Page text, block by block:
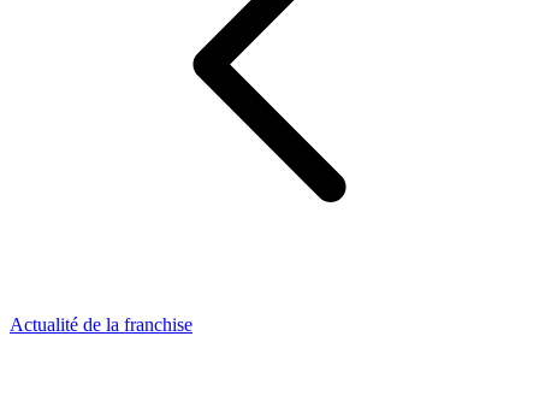
Actualité de la franchise